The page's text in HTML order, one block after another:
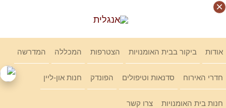
Skip
links
אודות ביקור בבית האומנויות הצטרפות המכללה המדרשה
חדרי האירוח סדנאות וטיפולים הפונדק חנות און-ליין
חנות בית האומנויות צרו קשר
×
×
×
×